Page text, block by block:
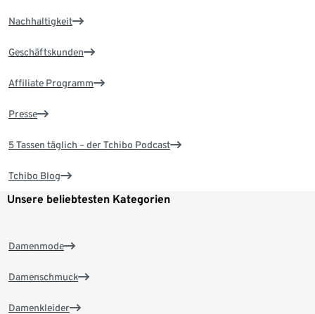
Nachhaltigkeit
Geschäftskunden
Affiliate Programm
Presse
5 Tassen täglich – der Tchibo Podcast
Tchibo Blog
Unsere beliebtesten Kategorien
Damenmode
Damenschmuck
Damenkleider